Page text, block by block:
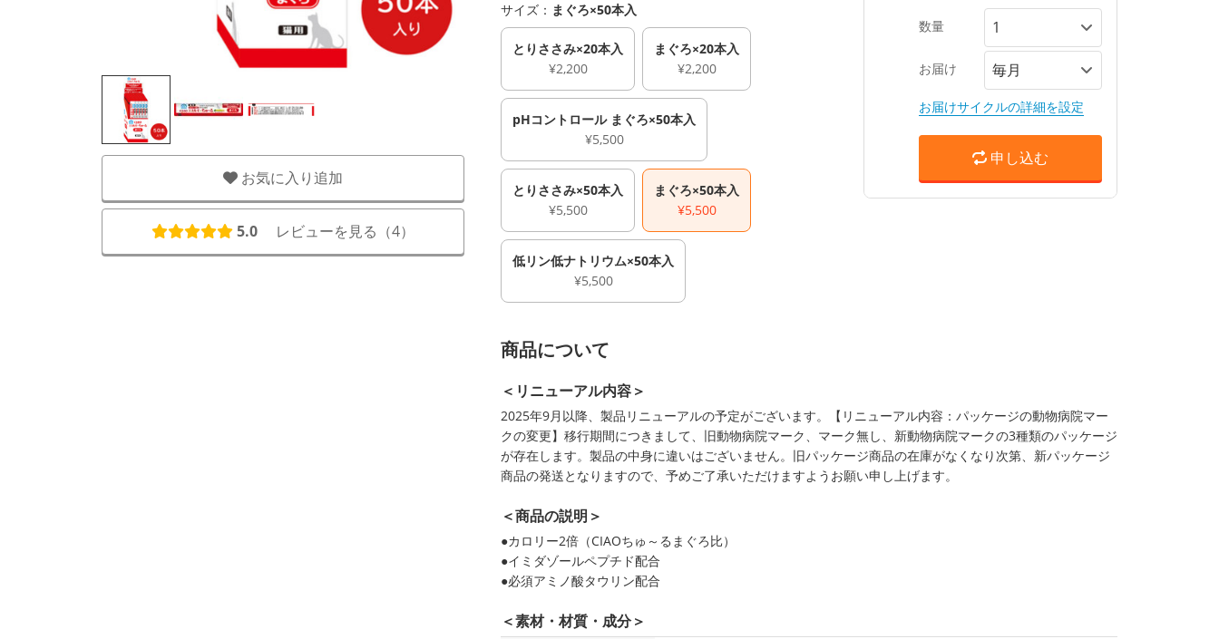
お気に入り追加
5.0 レビューを見る（4）
サイズ： まぐろ×50本入
とりささみ×20本入
¥2,200
まぐろ×20本入
¥2,200
pHコントロール まぐろ×50本入
¥5,500
とりささみ×50本入
¥5,500
まぐろ×50本入
¥5,500
低リン低ナトリウム×50本入
¥5,500
数量
お届け
お届けサイクルの詳細を設定
申し込む
商品について
＜リニューアル内容＞
2025年9月以降、製品リニューアルの予定がございます。【リニューアル内容：パッケージの動物病院マー
クの変更】移行期間につきまして、旧動物病院マーク、マーク無し、新動物病院マークの3種類のパッケージ
が存在します。製品の中身に違いはございません。旧パッケージ商品の在庫がなくなり次第、新パッケージ
商品の発送となりますので、予めご了承いただけますようお願い申し上げます。
＜商品の説明＞
●カロリー2倍（CIAOちゅ～るまぐろ比）
●イミダゾールペプチド配合
●必須アミノ酸タウリン配合
＜素材・材質・成分＞